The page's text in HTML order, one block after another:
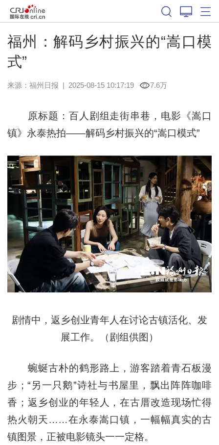
福州：解码乡村振兴的“嵩口模
式”
来源： 福州日报 | 2025-08-15 10:17:19 7.6万
原标题：百人剧组走街串巷，电影《嵩口
镇》永泰热拍——解码乡村振兴的“嵩口模式”
剧情中，返乡创业青年人在讨论古镇活化、发
展工作。（剧组供图）
蜿蜒古朴的鹤形路上，游客踏着青石板漫
步；“另一只鹅”诗社与书屋里，飘出阵阵咖啡
香；返乡创业的年轻人，在古厝改造现场忙得
热火朝天……在永泰嵩口镇，一幅幅真实的古
镇图景，正被电影镜头一一定格。